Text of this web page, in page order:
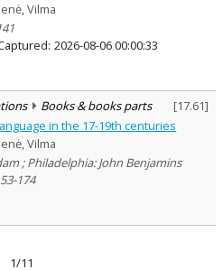
Vilma
2026-08-06 00:00:33
Books & books parts [17.61]
in the 17-19th centuries
Vilma
; Philadelphia: John Benjamins
174
1/11